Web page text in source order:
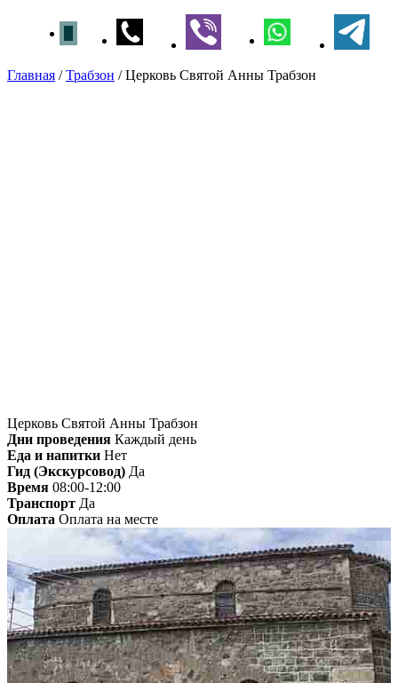
Главная /Трабзон /Церковь Святой Анны Трабзон
Церковь Святой Анны Трабзон
Дни проведения Каждый день
Еда и напитки Нет
Гид (Экскурсовод) Да
Время 08:00-12:00
Транспорт Да
Оплата Оплата на месте